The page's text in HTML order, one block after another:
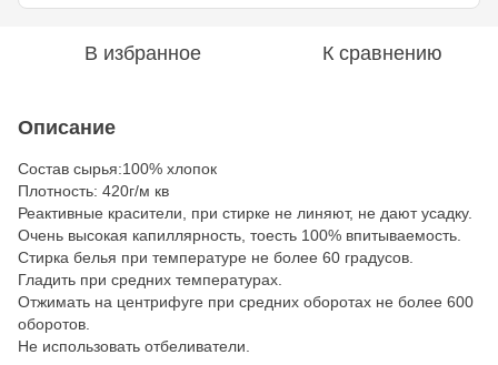
В избранное К сравнению
Описание
Состав сырья:100% хлопок
Плотность: 420г/м кв
Реактивные красители, при стирке не линяют, не дают усадку.
Очень высокая капиллярность, тоесть 100% впитываемость.
Стирка белья при температуре не более 60 градусов.
Гладить при средних температурах.
Отжимать на центрифуге при средних оборотах не более 600
оборотов.
Не использовать отбеливатели.